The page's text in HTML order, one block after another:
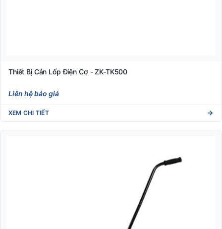
Thiết Bị Cản Lốp Điện Cơ - ZK-TK500
Liên hệ báo giá
XEM CHI TIẾT